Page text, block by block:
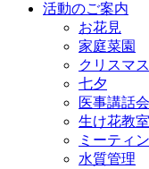
活動のご案内
お花見
家庭菜園
クリスマ
七夕
医事講話会
生け花教室
ミーティ
水質管理